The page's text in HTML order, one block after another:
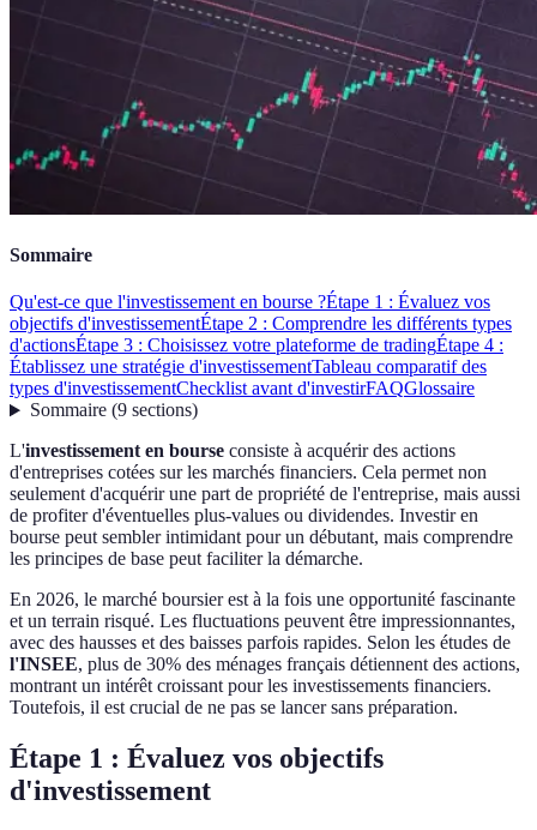
Sommaire
Qu'est-ce que l'investissement en bourse ?Étape 1 : Évaluez vos
objectifs d'investissementÉtape 2 : Comprendre les différents types
d'actionsÉtape 3 : Choisissez votre plateforme de tradingÉtape 4 :
Établissez une stratégie d'investissementTableau comparatif des
types d'investissementChecklist avant d'investirFAQGlossaire
Sommaire(9 sections)
L'investissement en bourse consiste à acquérir des actions
d'entreprises cotées sur les marchés financiers. Cela permet non
seulement d'acquérir une part de propriété de l'entreprise, mais aussi
de profiter d'éventuelles plus-values ou dividendes. Investir en
bourse peut sembler intimidant pour un débutant, mais comprendre
les principes de base peut faciliter la démarche.
En 2026, le marché boursier est à la fois une opportunité fascinante
et un terrain risqué. Les fluctuations peuvent être impressionnantes,
avec des hausses et des baisses parfois rapides. Selon les études de
l'INSEE, plus de 30% des ménages français détiennent des actions,
montrant un intérêt croissant pour les investissements financiers.
Toutefois, il est crucial de ne pas se lancer sans préparation.
Étape 1 : Évaluez vos objectifs
d'investissement